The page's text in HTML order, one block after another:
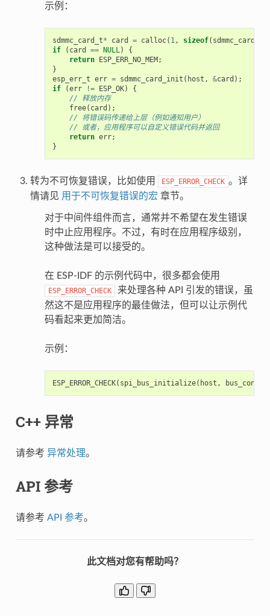
示例：
sdmmc_card_t* card = calloc( 1, sizeof( sdmmc_card_t
if
( card == NULL)
{
return ESP_ERR_NO_MEM;
}
esp_err_t err = sdmmc_card_init ( host , &card );
if
(err != ESP_OK)
{
// 释放内存
free( card );
// 将错误码传递给上层（例如通知用户）
// 或者，应用程序可以自定义错误代码并返回
return err;
}
转为不可恢复错误，比如使用 ESP_ERROR_CHECK 。详
情请见 用于不可恢复错误的宏 章节。
对于中间件组件而言，通常并不希望在发生错误
时中止应用程序。不过，有时在应用程序级别，
这种做法是可以接受的。
在 ESP-IDF 的示例代码中，很多都会使用
ESP_ERROR_CHECK
来处理各种 API 引发的错误，虽
然这不是应用程序的最佳做法，但可以让示例代
码看起来更加简洁。
示例：
ESP_ERROR_CHECK( spi_bus_initialize( host , bus_config
C++ 异常
请参考 异常处理。
API 参考
请参考 API 参考。
此文档对您有帮助吗？